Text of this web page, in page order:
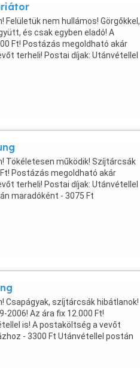
Felületük nem hullámos! Görgőkkel,
és csak egyben eladó! A
Ft! Postázás megoldható akár
terheli! Postai díjak: Utánvétellel
Tökéletesen működik! Szíjtárcsák
Postázás megoldható akár
terheli! Postai díjak: Utánvétellel
maradóként - 3075 Ft
...
Csapágyak, szíjtárcsák hibátlanok!
2006! Az ára fix 12.000 Ft!
is! A postaköltség a vevőt
- 3300 Ft Utánvétellel postán